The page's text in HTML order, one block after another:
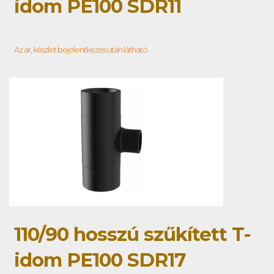
idom PE100 SDR11
Az ár, készlet bejelentkezés után látható
110/90 hosszú szűkített T-
idom PE100 SDR17